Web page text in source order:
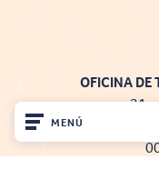
MENÚ
OFICINA DE
21,
66220